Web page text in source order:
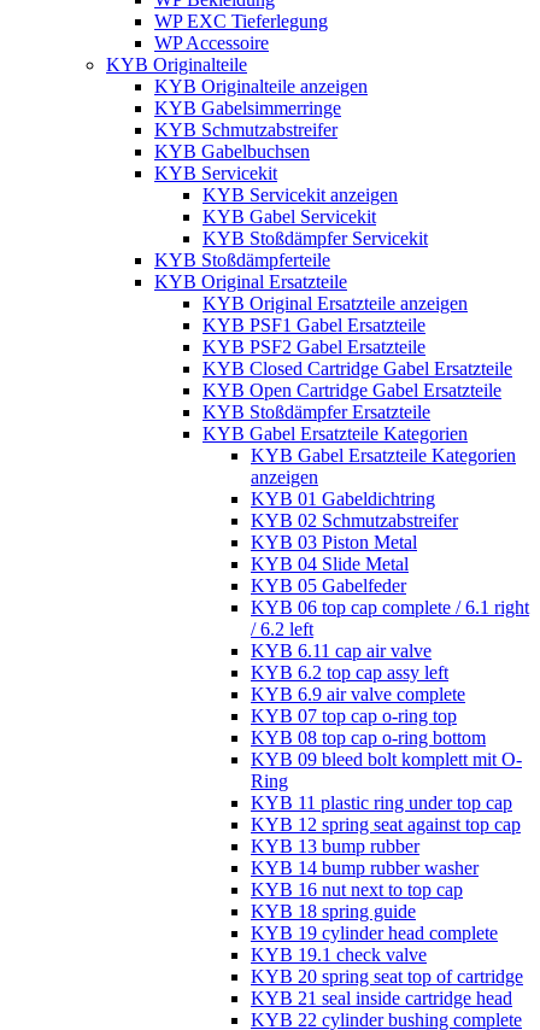
WP EXC Tieferlegung
WP Accessoire
KYB Originalteile
KYB Originalteile anzeigen
KYB Gabelsimmerringe
KYB Schmutzabstreifer
KYB Gabelbuchsen
KYB Servicekit
KYB Servicekit anzeigen
KYB Gabel Servicekit
KYB Stoßdämpfer Servicekit
KYB Stoßdämpferteile
KYB Original Ersatzteile
KYB Original Ersatzteile anzeigen
KYB PSF1 Gabel Ersatzteile
KYB PSF2 Gabel Ersatzteile
KYB Closed Cartridge Gabel Ersatzteile
KYB Open Cartridge Gabel Ersatzteile
KYB Stoßdämpfer Ersatzteile
KYB Gabel Ersatzteile Kategorien
KYB Gabel Ersatzteile Kategorien
anzeigen
KYB 01 Gabeldichtring
KYB 02 Schmutzabstreifer
KYB 03 Piston Metal
KYB 04 Slide Metal
KYB 05 Gabelfeder
KYB 06 top cap complete / 6.1 right
/ 6.2 left
KYB 6.11 cap air valve
KYB 6.2 top cap assy left
KYB 6.9 air valve complete
KYB 07 top cap o-ring top
KYB 08 top cap o-ring bottom
KYB 09 bleed bolt komplett mit O-
Ring
KYB 11 plastic ring under top cap
KYB 12 spring seat against top cap
KYB 13 bump rubber
KYB 14 bump rubber washer
KYB 16 nut next to top cap
KYB 18 spring guide
KYB 19 cylinder head complete
KYB 19.1 check valve
KYB 20 spring seat top of cartridge
KYB 21 seal inside cartridge head
KYB 22 cylinder bushing complete